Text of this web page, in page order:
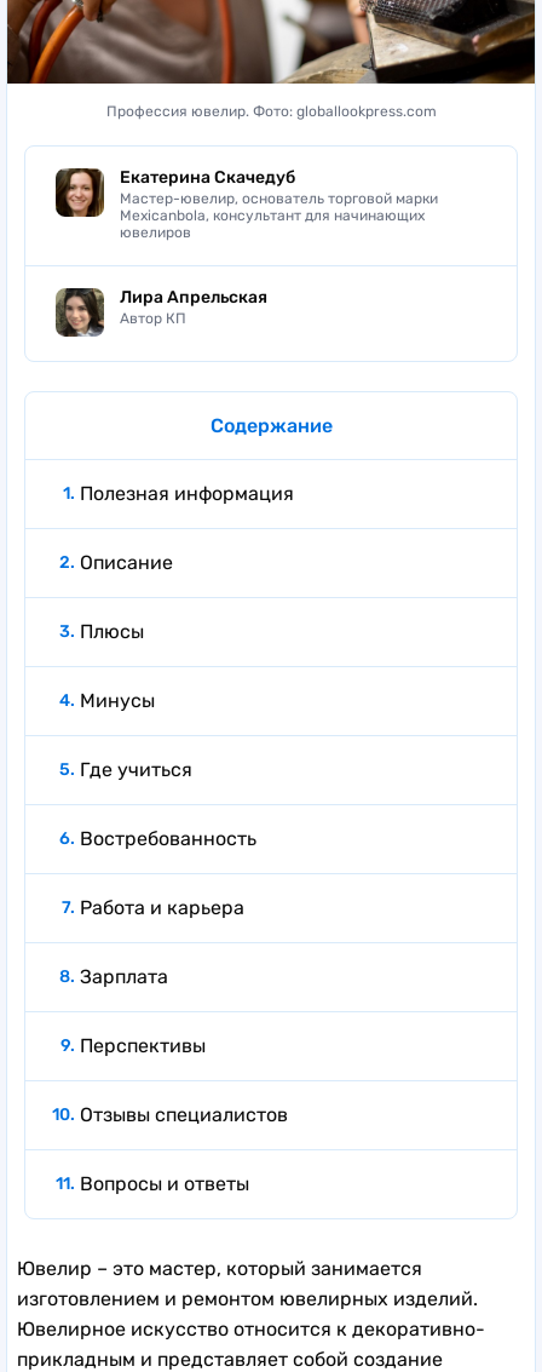
Профессия ювелир. Фото: globallookpress.com
Екатерина Скачедуб
Мастер-ювелир, основатель торговой марки
Mexicanbola, консультант для начинающих
ювелиров
Лира Апрельская
Автор КП
Содержание
Полезная информация
Описание
Плюсы
Минусы
Где учиться
Востребованность
Работа и карьера
Зарплата
Перспективы
Отзывы специалистов
Вопросы и ответы
Ювелир – это мастер, который занимается
изготовлением и ремонтом ювелирных изделий.
Ювелирное искусство относится к декоративно-
прикладным и представляет собой создание